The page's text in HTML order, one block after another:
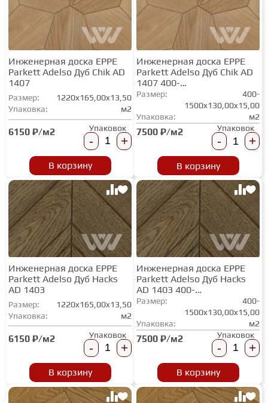
Инженерная доска EPPE
Parkett Adelso Дуб Chik AD
1407
Размер:
1220x165,00x13,50
Упаковка:
м2
6150 ₽/м2 Упаковок
- +
В корзину
Инженерная доска EPPE
Parkett Adelso Дуб Chik AD
1407 400-
1500х130/150/180
Размер:
400-
1500x130,00x15,00
Упаковка:
м2
7500 ₽/м2 Упаковок
- +
В корзину
Инженерная доска EPPE
Parkett Adelso Дуб Hacks
AD 1403
Размер:
1220x165,00x13,50
Упаковка:
м2
6150 ₽/м2 Упаковок
- +
В корзину
Инженерная доска EPPE
Parkett Adelso Дуб Hacks
AD 1403 400-
1500х130/150/180
Размер:
400-
1500x130,00x15,00
Упаковка:
м2
7500 ₽/м2 Упаковок
- +
В корзину